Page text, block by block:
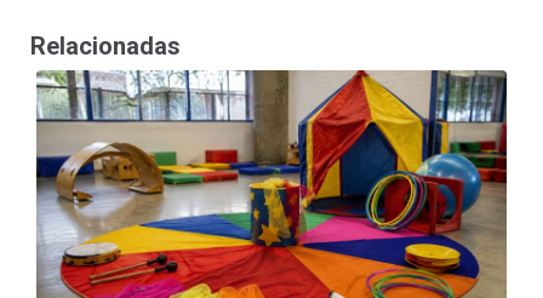
Relacionadas